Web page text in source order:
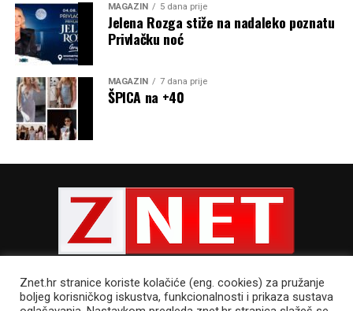
MAGAZIN 5 dana prije
Jelena Rozga stiže na nadaleko poznatu
Privlačku noć
MAGAZIN 7 dana prije
ŠPICA na +40
Znet.hr stranice koriste kolačiće (eng. cookies) za pružanje
boljeg korisničkog iskustva, funkcionalnosti i prikaza sustava